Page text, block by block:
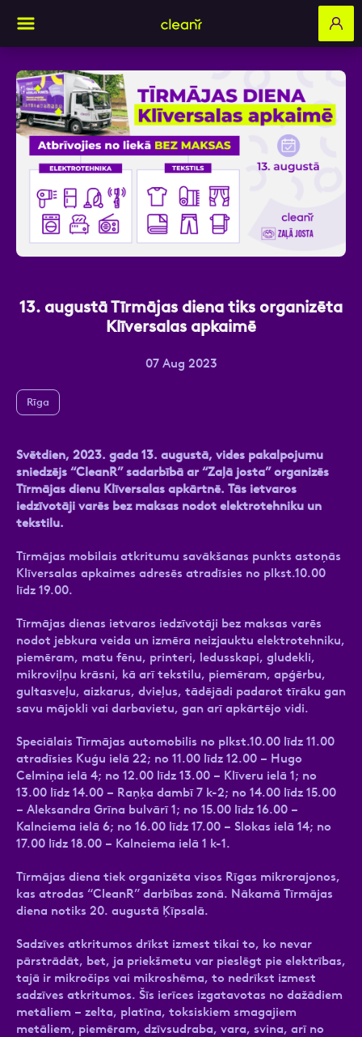
13. augustā Tīrmājas diena tiks organizēta
Klīversalas apkaimē
07 Aug 2023
Rīga
Svētdien, 2023. gada 13. augustā, vides pakalpojumu
sniedzējs “CleanR” sadarbībā ar “Zaļā josta” organizēs
Tīrmājas dienu Klīversalas apkārtnē. Tās ietvaros
iedzīvotāji varēs bez maksas nodot elektrotehniku un
tekstilu.
Tīrmājas mobilais atkritumu savākšanas punkts astoņās
Klīversalas apkaimes adresēs atradīsies no plkst.10.00
līdz 19.00.
Tīrmājas dienas ietvaros iedzīvotāji bez maksas varēs
nodot jebkura veida un izmēra neizjauktu elektrotehniku,
piemēram, matu fēnu, printeri, ledusskapi, gludekli,
mikroviļņu krāsni, kā arī tekstilu, piemēram, apģērbu,
gultasveļu, aizkarus, dvieļus, tādējādi padarot tīrāku gan
savu mājokli vai darbavietu, gan arī apkārtējo vidi.
Speciālais Tīrmājas automobilis no plkst.10.00 līdz 11.00
atradīsies Kuģu ielā 22; no 11.00 līdz 12.00 – Hugo
Celmiņa ielā 4; no 12.00 līdz 13.00 – Klīveru ielā 1; no
13.00 līdz 14.00 – Raņķa dambī 7 k-2; no 14.00 līdz 15.00
– Aleksandra Grīna bulvārī 1; no 15.00 līdz 16.00 –
Kalnciema ielā 6; no 16.00 līdz 17.00 – Slokas ielā 14; no
17.00 līdz 18.00 – Kalnciema ielā 1 k-1.
Tīrmājas diena tiek organizēta visos Rīgas mikrorajonos,
kas atrodas “CleanR” darbības zonā. Nākamā Tīrmājas
diena notiks 20. augustā Ķīpsalā.
Sadzīves atkritumos drīkst izmest tikai to, ko nevar
pārstrādāt, bet, ja priekšmetu var pieslēgt pie elektrības,
tajā ir mikročips vai mikroshēma, to nedrīkst izmest
sadzīves atkritumos. Šīs ierīces izgatavotas no dažādiem
metāliem – zelta, platīna, toksiskiem smagajiem
metāliem, piemēram, dzīvsudraba, vara, svina, arī no
Aizpildi pieteikuma formu un mēs ar tevi
sazināsimies
Vārds, Uzvārds
Atzīmējiet, ka piekrītat personas datu